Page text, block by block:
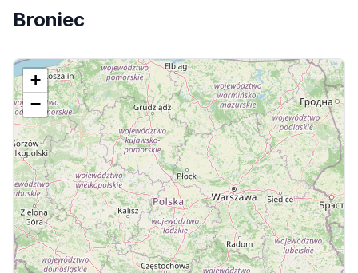
Broniec
+
−